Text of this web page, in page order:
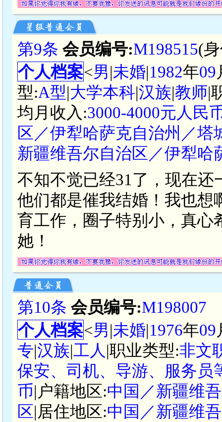
第9条 会员编号:M198515(
个人档案<男|未婚|1982年09
型:A型|大学本科|汉族|教师|
均月收入:3000-4000元人民
区／伊犁哈萨克自治州／塔
新疆维吾尔自治区／伊犁
不知不觉已经31了，现在
他们都是催我结婚！我也想
育工作，圈子特别小，真心
她！
第10条 会员编号:M198007
个人档案<男|未婚|1976年09
专|汉族|工人 |职业类型:非文
保安、司机、导游、服务员
币|户籍地区:中国／新疆维
区|居住地区:中国／新疆维